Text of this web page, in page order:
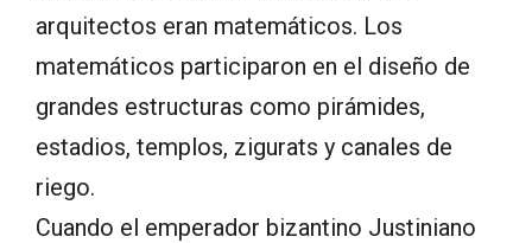
arquitectos eran matemáticos. Los
matemáticos participaron en el diseño de
grandes estructuras como pirámides,
estadios, templos, zigurats y canales de
riego.
Cuando el emperador bizantino Justiniano